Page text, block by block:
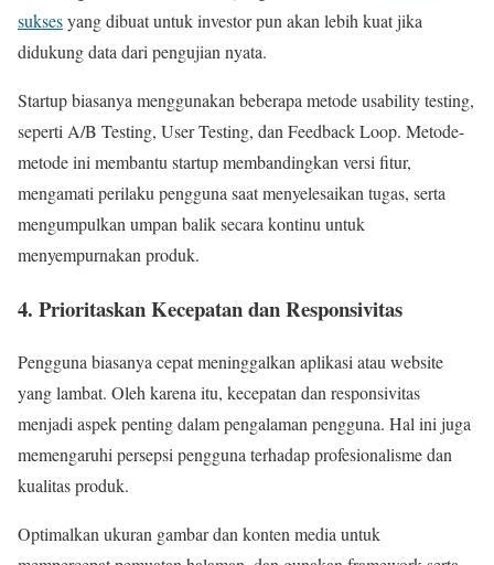
suksesyang dibuat untuk investor pun akan lebih kuat jika
didukung data dari pengujian nyata.
Startup biasanya menggunakan beberapa metode usability testing,
seperti A/B Testing, User Testing, dan Feedback Loop. Metode-
metode ini membantu startup membandingkan versi fitur,
mengamati perilaku pengguna saat menyelesaikan tugas, serta
mengumpulkan umpan balik secara kontinu untuk
menyempurnakan produk.
4. Prioritaskan Kecepatan dan Responsivitas
Pengguna biasanya cepat meninggalkan aplikasi atau website
yang lambat. Oleh karena itu, kecepatan dan responsivitas
menjadi aspek penting dalam pengalaman pengguna. Hal ini juga
memengaruhi persepsi pengguna terhadap profesionalisme dan
kualitas produk.
Optimalkan ukuran gambar dan konten media untuk